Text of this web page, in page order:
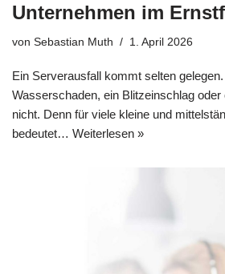
Unternehmen im
von Sebastian Muth 1. April 2026
Ein Serverausfall kommt selten
Wasserschaden, ein Blitzeinschlag
nicht. Denn für viele kleine und
bedeutet… Weiterlesen »